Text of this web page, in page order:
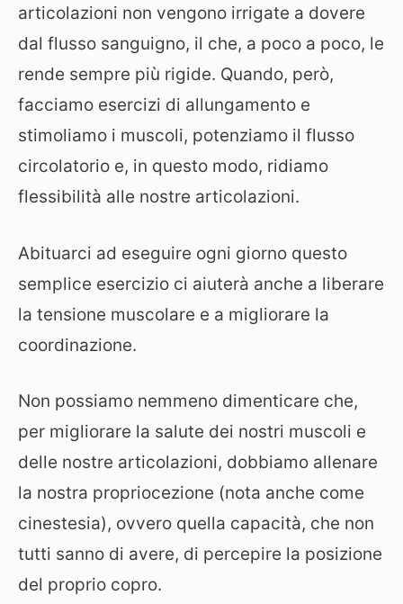
articolazioni non vengono irrigate a dovere
dal flusso sanguigno, il che, a poco a poco, le
rende sempre più rigide. Quando, però,
facciamo esercizi di allungamento e
stimoliamo i muscoli, potenziamo il flusso
circolatorio e, in questo modo, ridiamo
flessibilità alle nostre articolazioni.
Abituarci ad eseguire ogni giorno questo
semplice esercizio ci aiuterà anche a liberare
la tensione muscolare e a migliorare la
coordinazione.
Non possiamo nemmeno dimenticare che,
per migliorare la salute dei nostri muscoli e
delle nostre articolazioni, dobbiamo allenare
la nostra propriocezione (nota anche come
cinestesia), ovvero quella capacità, che non
tutti sanno di avere, di percepire la posizione
del proprio copro.